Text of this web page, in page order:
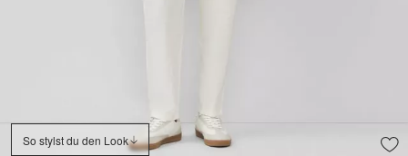
So stylst du den Look